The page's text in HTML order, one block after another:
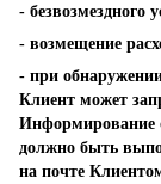
- безвозмездного
- возмещение
- при
Клиент может
Информирование
должно быть
на почте